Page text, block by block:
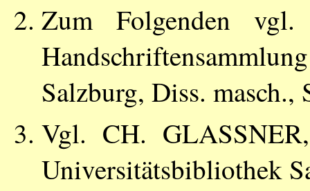
Zum Folgenden
Salzburg, Diss.
Vgl. CH. GLASSNER
Universitätsbibliothek